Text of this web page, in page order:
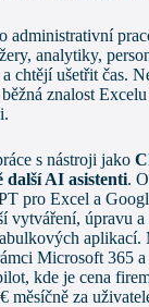
administrativní
analytiky,
chtějí ušetřit čas.
znalost
s nástroji jako
AI asistenti.
pro Excel a
vytváření, úpravu
aplikací.
Microsoft 365
kde je cena
měsíčně za